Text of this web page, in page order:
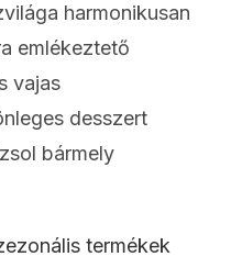
harmonikusan
emlékeztető
vajas
desszert
bármely
termékek